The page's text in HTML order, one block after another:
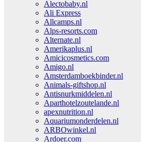
Alectobaby.nl
Ali Express
Allcamps.nl
Alps-resorts.com
Alternate.nl
Amerikaplus.nl
Amicicosmetics.com
Amigo.nl
Amsterdamboekbinder.nl
Animals-giftshop.nl
Antisnurkmiddelen.nl
Aparthotelzoutelande.nl
apexnutrition.nl
Aquariumonderdelen.nl
ARBOwinkel.nl
Ardoer.com